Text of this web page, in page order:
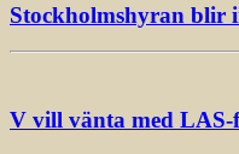
Stockholmshyran blir
V vill vänta med